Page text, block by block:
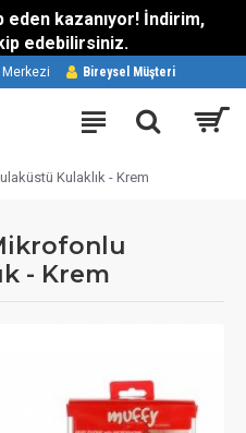
eden kazanıyor! İndirim,
edebilirsiniz.
Merkezi Bireysel Müşteri
Kulaklık - Krem
- Krem